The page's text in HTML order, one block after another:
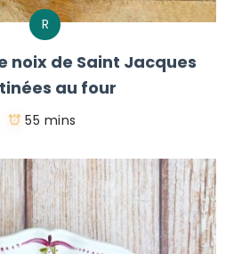
R
noix de Saint Jacques
au four
55 mins